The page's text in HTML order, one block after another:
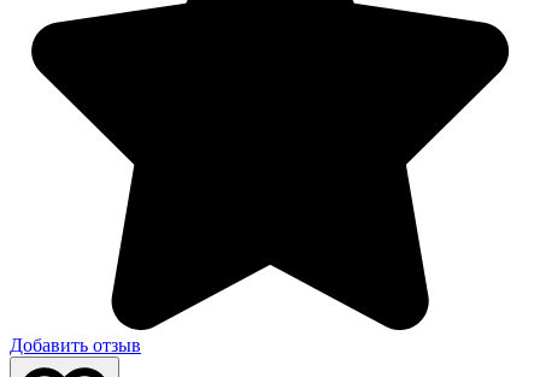
Добавить отзыв